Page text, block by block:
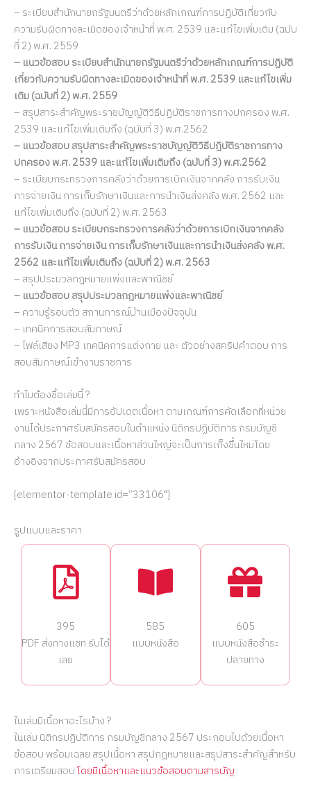
– ระเบียบสำนักนายกรัฐมนตรีว่าด้วยหลักเกณฑ์การปฏิบัติเกี่ยวกับ
ความรับผิดทางละเมิดของเจ้าหน้าที่ พ.ศ. 2539 และแก้ไขเพิ่มเติม (ฉบับ
ที่ 2) พ.ศ. 2559
– แนวข้อสอบ ระเบียบสำนักนายกรัฐมนตรีว่าด้วยหลักเกณฑ์การปฏิบัติ
เกี่ยวกับความรับผิดทางละเมิดของเจ้าหน้าที่ พ.ศ. 2539 และแก้ไขเพิ่ม
เติม (ฉบับที่ 2) พ.ศ. 2559
– สรุปสาระสำคัญพระราชบัญญัติวิธีปฏิบัติราชการทางปกครอง พ.ศ.
2539 และแก้ไขเพิ่มเติมถึง (ฉบับที่ 3) พ.ศ.2562
– แนวข้อสอบ สรุปสาระสำคัญพระราชบัญญัติวิธีปฏิบัติราชการทาง
ปกครอง พ.ศ. 2539 และแก้ไขเพิ่มเติมถึง (ฉบับที่ 3) พ.ศ.2562
– ระเบียบกระทรวงการคลังว่าด้วยการเบิกเงินจากคลัง การรับเงิน
การจ่ายเงิน การเก็บรักษาเงินและการนำเงินส่งคลัง พ.ศ. 2562 และ
แก้ไขเพิ่มเติมถึง (ฉบับที่ 2) พ.ศ. 2563
– แนวข้อสอบ ระเบียบกระทรวงการคลังว่าด้วยการเบิกเงินจากคลัง
การรับเงิน การจ่ายเงิน การเก็บรักษาเงินและการนำเงินส่งคลัง พ.ศ.
2562 และแก้ไขเพิ่มเติมถึง (ฉบับที่ 2) พ.ศ. 2563
– สรุปประมวลกฎหมายแพ่งและพาณิชย์
– แนวข้อสอบ สรุปประมวลกฎหมายแพ่งและพาณิชย์
– ความรู้รอบตัว สถานการณ์บ้านเมืองปัจจุบัน
– เทคนิคการสอบสัมภาษณ์
– ไฟล์เสียง MP3 เทคนิคการแต่งกาย และ ตัวอย่างสคริปคำตอบ การ
สอบสัมภาษณ์เข้างานราชการ
ทำไมต้องชื้อเล่มนี้ ?
เพราะหนังสือเล่มนี้มีการอัปเดตเนื้อหา ตามเกณฑ์การคัดเลือกที่หน่วย
งานได้ประกาศรับสมัครสอบในตำแหน่ง นิติกรปฏิบัติการ กรมบัญชี
กลาง 2567 ข้อสอบและเนื้อหาส่วนใหญ่จะเป็นการเก็งขึ้นใหม่โดย
อ้างอิงจากประกาศรับสมัครสอบ
[elementor-template id=”33106″]
รูปแบบและราคา
395
PDF ส่งทางแชท รับได้
เลย
585
แบบหนังสือ
605
แบบหนังสือชำระ
ปลายทาง
ในเล่มมีเนื้อหาอะไรบ้าง ?
ในเล่ม นิติกรปฏิบัติการ กรมบัญชีกลาง 2567 ประกอบไปด้วยเนื้อหา
ข้อสอบ พร้อมเฉลย สรุปเนื้อหา สรุปกฎหมายและสรุปสาระสำคัญสำหรับ
การเตรียมสอบโดยมีเนื้อหาและแนวข้อสอบตามสารบัญ